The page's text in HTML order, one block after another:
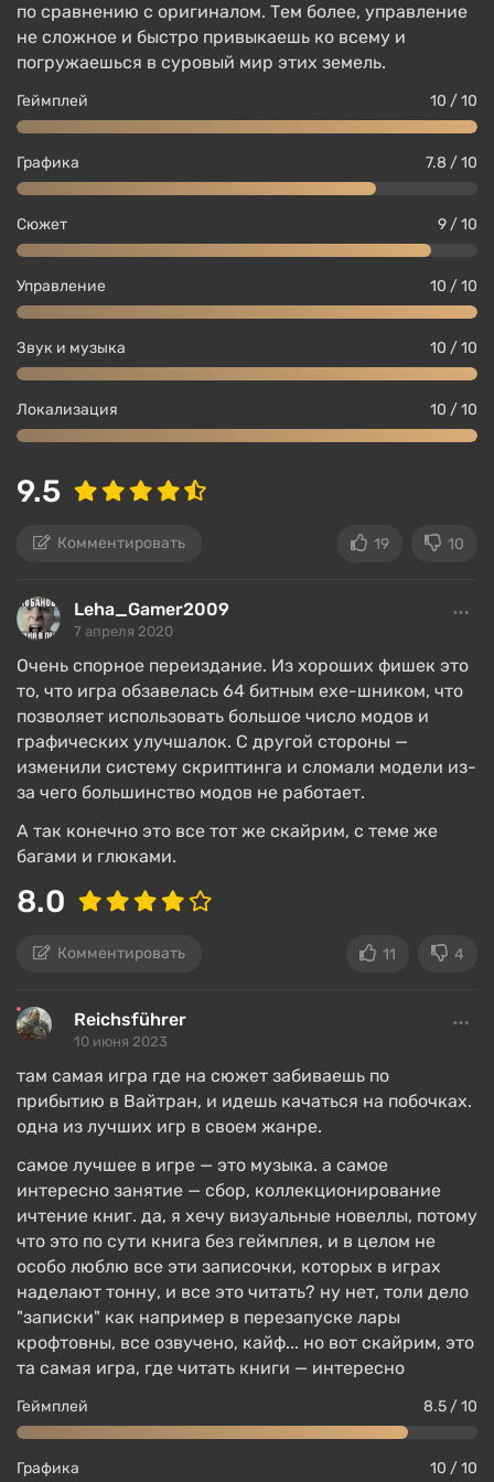
Нет поддержки модов и центра загрузки
Снижено качество моделей персонажей и,
особенно, лиц;
Управление оптимизировано для джойстиков
Игра работает в HD-разрешении, снижено
качество текстур и дальность прорисовки
игрового мира;
Отсутствуют наиболее ресурсоемкие
эффекты, вроде расчета движения снега и
по сравнению с оригиналом. Тем более, управление
не сложное и быстро привыкаешь ко всему и
погружаешься в суровый мир этих земель.
Геймплей 10 / 10
Графика 7.8 / 10
Сюжет 9 / 10
Управление 10 / 10
Звук и музыка 10 / 10
Локализация 10 / 10
9.5
Комментировать 19 10
Leha_Gamer2009
7 апреля 2020
Очень спорное переиздание. Из хороших фишек это
то, что игра обзавелась 64 битным exe-шником, что
позволяет использовать большое число модов и
графических улучшалок. С другой стороны —
изменили систему скриптинга и сломали модели из-
за чего большинство модов не работает.
А так конечно это все тот же скайрим, с теме же
багами и глюками.
8.0
Комментировать 11 4
Reichsführer
10 июня 2023
там самая игра где на сюжет забиваешь по
прибытию в Вайтран, и идешь качаться на побочках.
одна из лучших игр в своем жанре.
самое лучшее в игре — это музыка. а самое
интересно занятие — сбор, коллекционирование
ичтение книг. да, я хечу визуальные новеллы, потому
что это по сути книга без геймплея, и в целом не
особо люблю все эти записочки, которых в играх
наделают тонну, и все это читать? ну нет, толи дело
"записки" как например в перезапуске лары
крофтовны, все озвучено, кайф... но вот скайрим, это
та самая игра, где читать книги — интересно
Геймплей 8.5 / 10
Графика 10 / 10